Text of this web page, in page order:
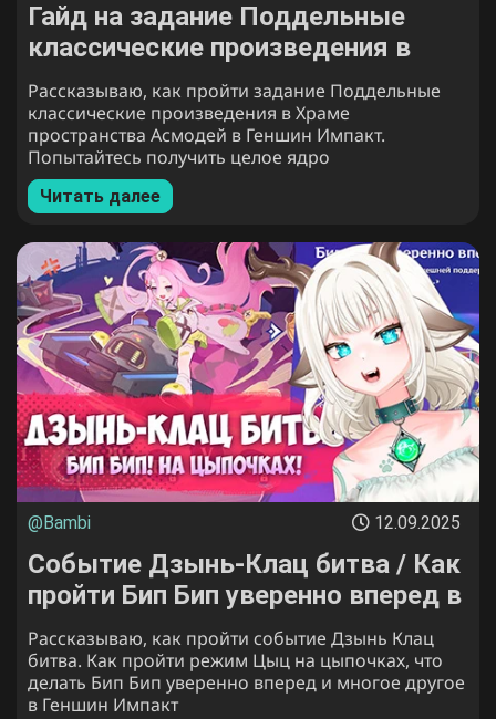
Гайд на задание Поддельные
классические произведения в
Genshin Impact: Найдите и верните
ядро восстановления
Рассказываю, как пройти задание Поддельные
классические произведения в Храме
пространства Асмодей в Геншин Импакт.
Попытайтесь получить целое ядро
восстановления, как получить ядро за Арчиту и
многое другое
Читать далее
@Bambi 12.09.2025
Событие Дзынь-Клац битва / Как
пройти Бип Бип уверенно вперед в
Genshin Impact
Рассказываю, как пройти событие Дзынь Клац
битва. Как пройти режим Цыц на цыпочках, что
делать Бип Бип уверенно вперед и многое другое
в Геншин Импакт